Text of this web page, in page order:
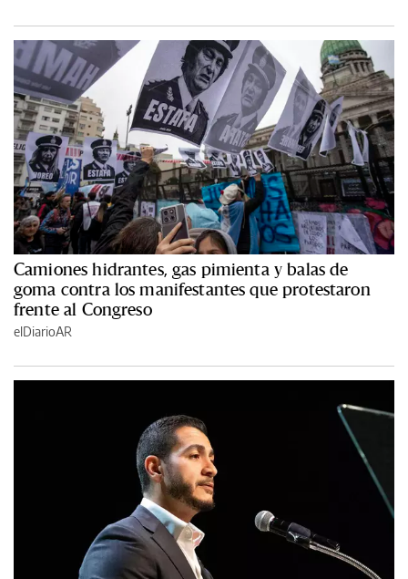
Camiones hidrantes, gas pimienta y balas de
goma contra los manifestantes que protestaron
frente al Congreso
elDiarioAR